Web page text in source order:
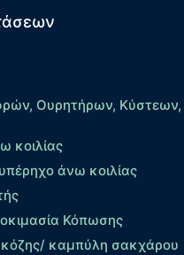
Ουρητήρων, Κύστεων,
κοιλίας
άνω κοιλίας
Κόπωσης
καμπύλη σακχάρου